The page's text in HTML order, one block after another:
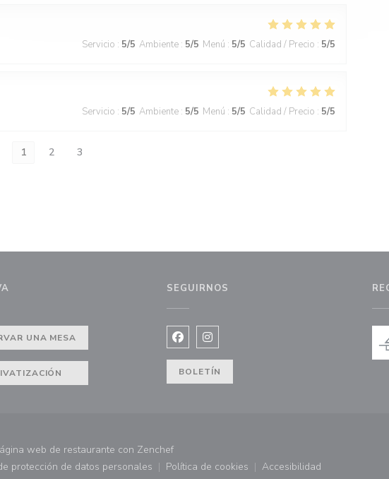
Servicio : 5/5 Ambiente : 5/5 Menú : 5/5 Calidad / Precio : 5/5
Servicio : 5/5 Ambiente : 5/5 Menú : 5/5 Calidad / Precio : 5/5
1 2 3
UNA MESA
SEGUIRNOS
Facebook ((abre en una nueva ventana))
Instagram ((abre en una nueva
BOLETÍN
web de restaurante con Zenchef((abre en una nueva ventana))
protección de datos personales
((abre en una nueva ventana))
Política de cookies
((abre en una nueva ventana))
Accesibilidad
((abre en una nueva